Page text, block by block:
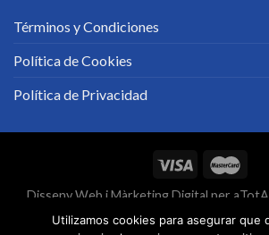
Términos y Condiciones
Política de Cookies
Política de Privacidad
Disseny Web iMàrketing Digital per
Utilizamos cookies para asegurar que